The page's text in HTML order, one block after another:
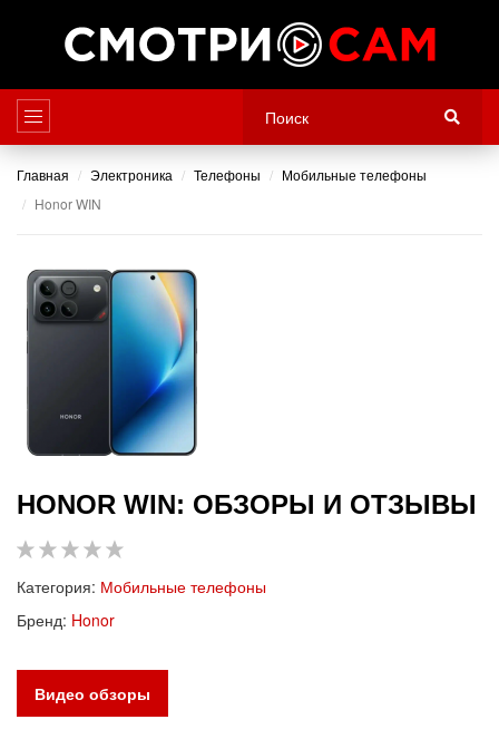
Главная Электроника Телефоны
Мобильные телефоны
Honor WIN
HONOR WIN: ОБЗОРЫ И ОТЗЫВЫ
Категория: Мобильные телефоны
Бренд: Honor
Видео обзоры